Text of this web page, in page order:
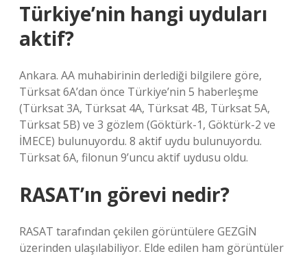
Türkiye’nin hangi uyduları
aktif?
Ankara. AA muhabirinin derlediği bilgilere göre,
Türksat 6A’dan önce Türkiye’nin 5 haberleşme
(Türksat 3A, Türksat 4A, Türksat 4B, Türksat 5A,
Türksat 5B) ve 3 gözlem (Göktürk-1, Göktürk-2 ve
İMECE) bulunuyordu. 8 aktif uydu bulunuyordu.
Türksat 6A, filonun 9’uncu aktif uydusu oldu.
RASAT’ın görevi nedir?
RASAT tarafından çekilen görüntülere GEZGİN
üzerinden ulaşılabiliyor. Elde edilen ham görüntüler